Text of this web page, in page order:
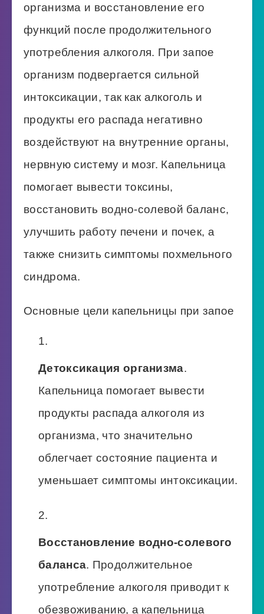
организма и восстановление его
функций после продолжительного
употребления алкоголя. При запое
организм подвергается сильной
интоксикации, так как алкоголь и
продукты его распада негативно
воздействуют на внутренние органы,
нервную систему и мозг. Капельница
помогает вывести токсины,
восстановить водно-солевой баланс,
улучшить работу печени и почек, а
также снизить симптомы похмельного
синдрома.
Основные цели капельницы при запое
Детоксикация организма.
Капельница помогает вывести
продукты распада алкоголя из
организма, что значительно
облегчает состояние пациента и
уменьшает симптомы интоксикации.
Восстановление водно-солевого
баланса. Продолжительное
употребление алкоголя приводит к
обезвоживанию, а капельница